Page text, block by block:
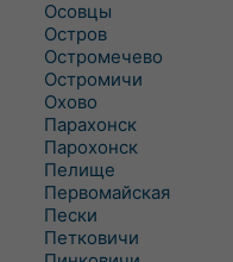
Осовцы
Остров
Остромечево
Остромичи
Охово
Парахонск
Парохонск
Пелище
Первомайская
Пески
Петковичи